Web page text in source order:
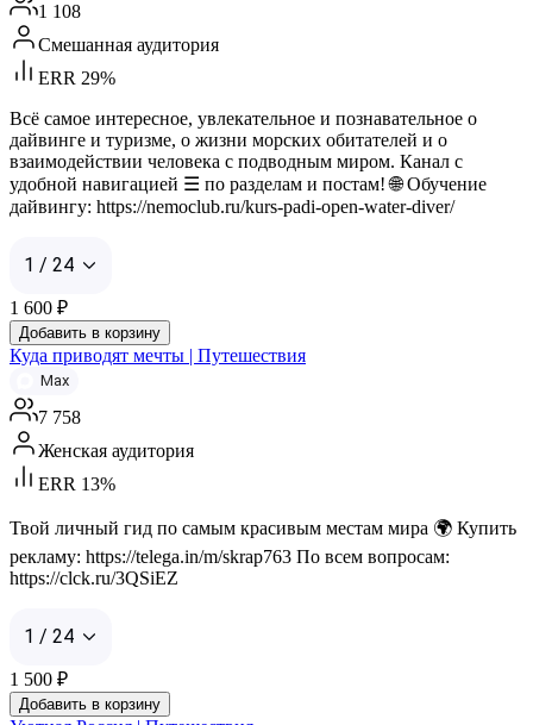
1 108
Смешанная аудитория
ERR 29%
Всё самое интересное, увлекательное и познавательное о
дайвинге и туризме, о жизни морских обитателей и о
взаимодействии человека с подводным миром. Канал с
удобной навигацией ☰ по разделам и постам! 🌐 Обучение
дайвингу: https://nemoclub.ru/kurs-padi-open-water-diver/
1 / 24
1 600 ₽
Добавить в корзину
Куда приводят мечты | Путешествия
Max
7 758
Женская аудитория
ERR 13%
Твой личный гид по самым красивым местам мира 🌍 Купить
рекламу: https://telega.in/m/skrap763 По всем вопросам:
https://clck.ru/3QSiEZ
1 / 24
1 500 ₽
Добавить в корзину